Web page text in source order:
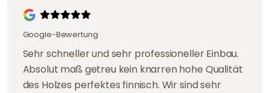
Google-Bewertung
Sehr schneller und sehr professioneller Einbau.
Absolut maß getreu kein knarren hohe Qualität
des Holzes perfektes finnisch. Wir sind sehr